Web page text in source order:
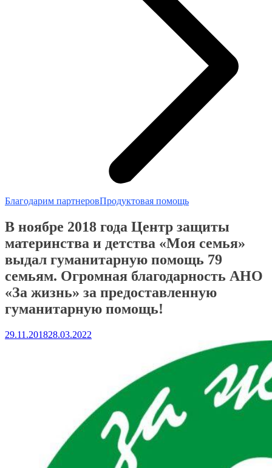
Благодарим партнеровПродуктовая помощь
В ноябре 2018 года Центр защиты
материнства и детства «Моя семья»
выдал гуманитарную помощь 79
семьям. Огромная благодарность АНО
«За жизнь» за предоставленную
гуманитарную помощь!
29.11.201828.03.2022